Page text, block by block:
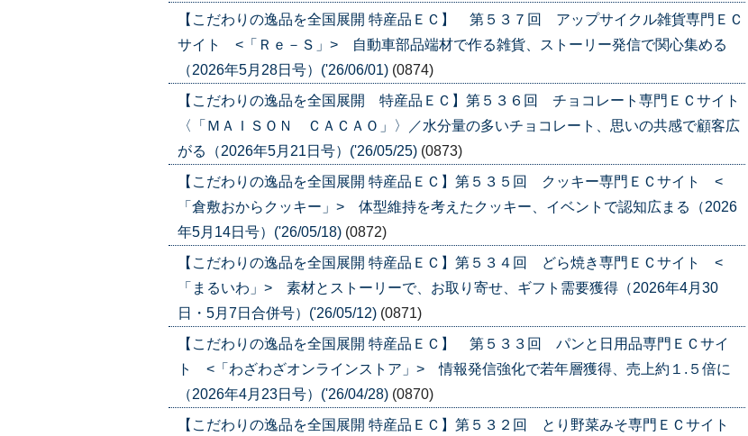
【こだわりの逸品を全国展開 特産品ＥＣ】 第５３７回 アップサイクル雑貨専門ＥＣ
サイト <「Ｒｅ－Ｓ」> 自動車部品端材で作る雑貨、ストーリー発信で関心集める
（2026年5月28日号）('26/06/01) (0874)
【こだわりの逸品を全国展開 特産品ＥＣ】第５３６回 チョコレート専門ＥＣサイト
〈「ＭＡＩＳＯＮ ＣＡＣＡＯ」〉／水分量の多いチョコレート、思いの共感で顧客広
がる（2026年5月21日号）('26/05/25) (0873)
【こだわりの逸品を全国展開 特産品ＥＣ】第５３５回 クッキー専門ＥＣサイト <
「倉敷おからクッキー」> 体型維持を考えたクッキー、イベントで認知広まる（2026
年5月14日号）('26/05/18) (0872)
【こだわりの逸品を全国展開 特産品ＥＣ】第５３４回 どら焼き専門ＥＣサイト <
「まるいわ」> 素材とストーリーで、お取り寄せ、ギフト需要獲得（2026年4月30
日・5月7日合併号）('26/05/12) (0871)
【こだわりの逸品を全国展開 特産品ＥＣ】 第５３３回 パンと日用品専門ＥＣサイ
ト <「わざわざオンラインストア」> 情報発信強化で若年層獲得、売上約１.５倍に
（2026年4月23日号）('26/04/28) (0870)
【こだわりの逸品を全国展開 特産品ＥＣ】第５３２回 とり野菜みそ専門ＥＣサイト